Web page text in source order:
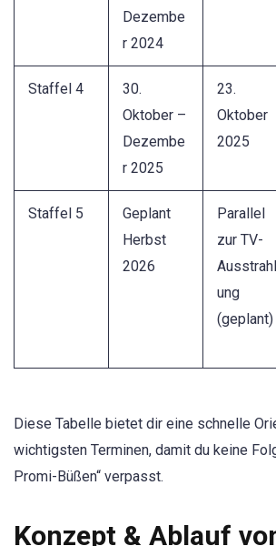
Dezembe
r 2024
Staffel 4
30.
Oktober –
Dezembe
r 2025
23.
Oktober
2025
Staffel 5
Geplant
Herbst
2026
Parallel
zur TV-
Ausstrahl
ung
(geplant)
Diese Tabelle bietet dir eine schnelle
wichtigsten Terminen, damit du keine
Promi-Büßen“ verpasst.
Konzept & Ablauf